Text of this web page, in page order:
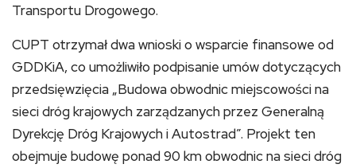
Transportu Drogowego.
CUPT otrzymał dwa wnioski o wsparcie finansowe od
GDDKiA, co umożliwiło podpisanie umów dotyczących
przedsięwzięcia „Budowa obwodnic miejscowości na
sieci dróg krajowych zarządzanych przez Generalną
Dyrekcję Dróg Krajowych i Autostrad”. Projekt ten
obejmuje budowę ponad 90 km obwodnic na sieci dróg